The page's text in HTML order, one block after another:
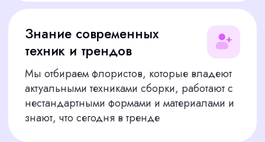
ЧТО ГОВОРЯТ
НАШИ КЛИЕНТЫ
Мы гордимся тем, что помогаем вам находить лучших
сотрудников. Вот несколько отзывов от наших
клиентов